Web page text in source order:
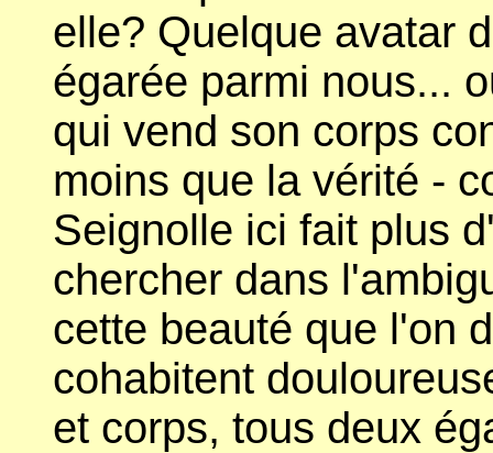
elle? Quelque avatar
égarée parmi nous...
qui vend son corps
moins que la vérité -
Seignolle ici fait plus
chercher dans
cette beauté que l'on
cohabitent
et corps, tous deux